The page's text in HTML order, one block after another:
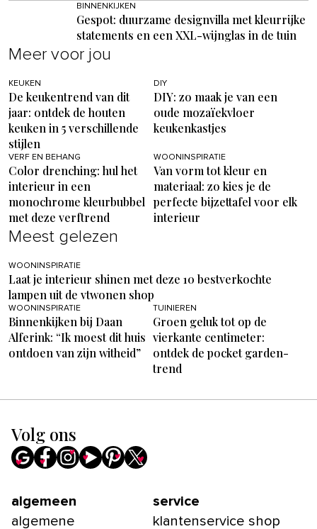
BINNENKIJKEN
Gespot: duurzame designvilla met kleurrijke
statements en een XXL-wijnglas in de tuin
Meer voor jou
KEUKEN
De keukentrend van dit
jaar: ontdek de houten
keuken in 5 verschillende
stijlen
DIY
DIY: zo maak je van een
oude mozaïekvloer
keukenkastjes
VERF EN BEHANG
Color drenching: hul het
interieur in een
monochrome kleurbubbel
met deze verftrend
WOONINSPIRATIE
Van vorm tot kleur en
materiaal: zo kies je de
perfecte bijzettafel voor elk
interieur
Meest gelezen
WOONINSPIRATIE
Laat je interieur shinen met deze 10 bestverkochte
lampen uit de vtwonen shop
WOONINSPIRATIE
Binnenkijken bij Daan
Alferink: “Ik moest dit huis
ontdoen van zijn witheid”
TUINIEREN
Groen geluk tot op de
vierkante centimeter:
ontdek de pocket garden-
trend
Volg ons
algemeen
algemene
service
klantenservice shop